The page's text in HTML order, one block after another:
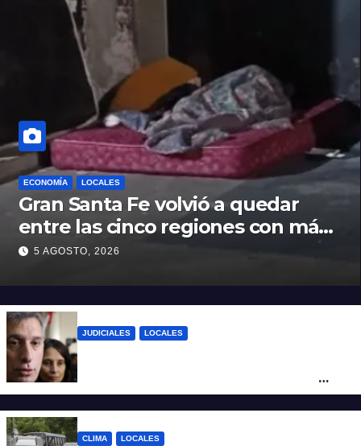
ECONOMÍA LOCALES
Gran Santa Fe volvió a quedar
entre las cinco regiones con más
pobreza del país
5 AGOSTO, 2026
JUDICIALES LOCALES
ético y ratificó que la Provincia apelará
CLIMA LOCALES